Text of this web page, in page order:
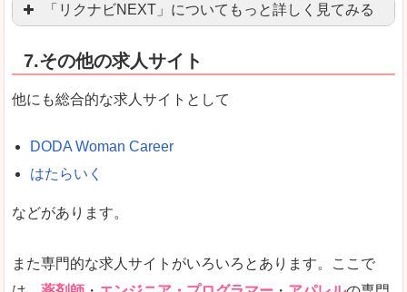
「リクナビNEXT」についてもっと詳しく見てみる
良いところ
悪いところ
未経験 未経験の求人もあります
7.その他の求人サイト
他にも総合的な求人サイトとして
DODA Woman Career
はたらいく
などがあります。
また専門的な求人サイトがいろいろとあります。ここで